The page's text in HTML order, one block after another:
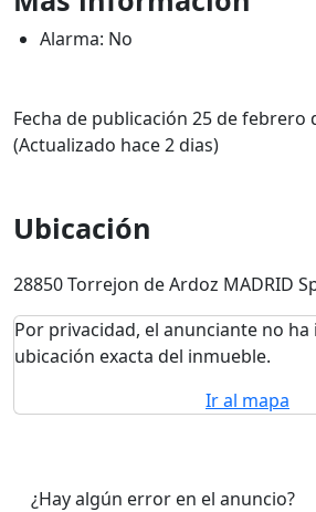
Alarma: No
Fecha de publicación 25 de febrero
(Actualizado hace 2 dias)
Ubicación
28850 Torrejon de Ardoz MADRID
Por privacidad, el anunciante no ha
ubicación exacta del inmueble.
Ir al mapa
¿Hay algún error en el anuncio?